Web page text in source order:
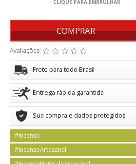
COMPRAR
Avaliações:
Frete para todo Brasil
Entrega rápida garantida
Sua compra e dados protegidos
#Incenso
#IncensoArtesanal